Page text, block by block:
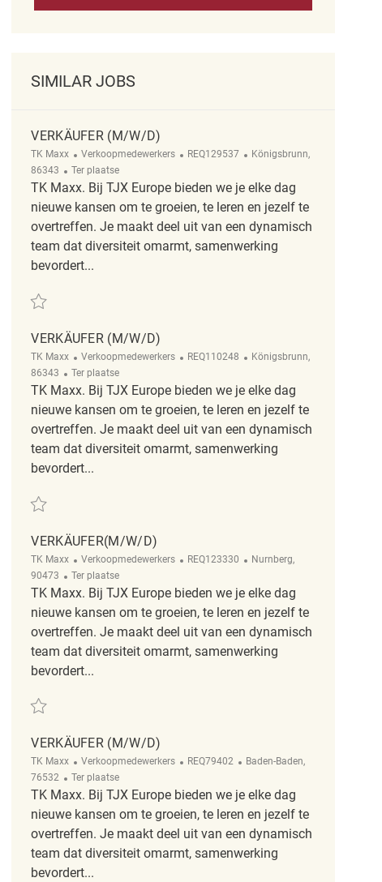
SIMILAR JOBS
VERKÄUFER (M/W/D)
TK Maxx Categorie
Verkoopmedewerkers ReqId
REQ129537 Plaats
Königsbrunn,
86343
Afgelegen
Ter plaatse
TK Maxx. Bij TJX Europe bieden we je elke dag
nieuwe kansen om te groeien, te leren en jezelf te
overtreffen. Je maakt deel uit van een dynamisch
team dat diversiteit omarmt, samenwerking
bevordert...
Redden Verkäufer (M/W/D) REQ129537
VERKÄUFER (M/W/D)
TK Maxx Categorie
Verkoopmedewerkers ReqId
REQ110248 Plaats
Königsbrunn,
86343
Afgelegen
Ter plaatse
TK Maxx. Bij TJX Europe bieden we je elke dag
nieuwe kansen om te groeien, te leren en jezelf te
overtreffen. Je maakt deel uit van een dynamisch
team dat diversiteit omarmt, samenwerking
bevordert...
VERKÄUFER(M/W/D)
TK Maxx Categorie
Verkoopmedewerkers ReqId
REQ123330 Plaats
Nurnberg,
90473
Afgelegen
Ter plaatse
TK Maxx. Bij TJX Europe bieden we je elke dag
nieuwe kansen om te groeien, te leren en jezelf te
overtreffen. Je maakt deel uit van een dynamisch
team dat diversiteit omarmt, samenwerking
bevordert...
Redden Verkäufer(m/w/d) REQ123330
VERKÄUFER (M/W/D)
TK Maxx Categorie
Verkoopmedewerkers ReqId
REQ79402 Plaats
Baden-Baden,
76532
Afgelegen
Ter plaatse
TK Maxx. Bij TJX Europe bieden we je elke dag
nieuwe kansen om te groeien, te leren en jezelf te
overtreffen. Je maakt deel uit van een dynamisch
team dat diversiteit omarmt, samenwerking
bevordert...